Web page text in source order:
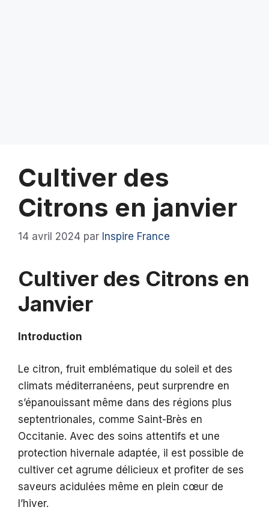
Cultiver des
Citrons en janvier
14 avril 2024 par Inspire France
Cultiver des Citrons en
Janvier
Introduction
Le citron, fruit emblématique du soleil et des
climats méditerranéens, peut surprendre en
s’épanouissant même dans des régions plus
septentrionales, comme Saint-Brès en
Occitanie. Avec des soins attentifs et une
protection hivernale adaptée, il est possible de
cultiver cet agrume délicieux et profiter de ses
saveurs acidulées même en plein cœur de
l’hiver.